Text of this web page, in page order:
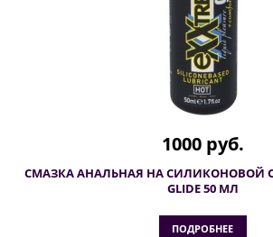
1000 руб.
СМАЗКА АНАЛЬНАЯ НА СИЛИКОНОВОЙ
GLIDE 50 МЛ
ПОДРОБНЕЕ